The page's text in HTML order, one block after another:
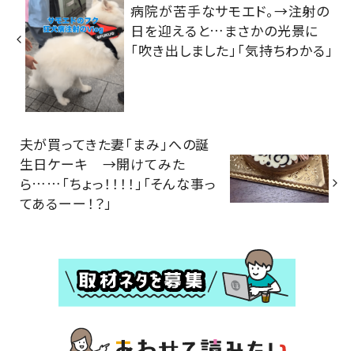
病院が苦手なサモエド。→注射の
日を迎えると…まさかの光景に
「吹き出しました」「気持ちわかる」
夫が買ってきた妻「まみ」への誕
生日ケーキ →開けてみた
ら……「ちょっ！！！！」「そんな事っ
てあるーー！？」